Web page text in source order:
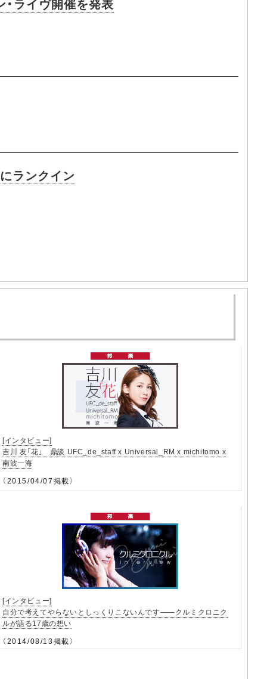
ランクイン
[インタビュー]
吉川 友「花」 鼎談 UFC_de_staff x Universal_RM x michitomo x
南波一海
（2015/04/07掲載）
[インタビュー]
自分で考えてやらないとしっくりこないんです――クルミクロニク
ルが語る17歳の想い
（2014/08/13掲載）